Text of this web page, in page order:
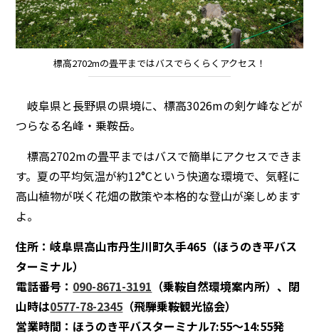
標高2702mの畳平まではバスでらくらくアクセス！
岐阜県と長野県の県境に、標高3026mの剣ケ峰などが
つらなる名峰・乗鞍岳。
標高2702mの畳平まではバスで簡単にアクセスできま
す。夏の平均気温が約12°Cという快適な環境で、気軽に
高山植物が咲く花畑の散策や本格的な登山が楽しめます
よ。
住所：岐阜県高山市丹生川町久手465（ほうのき平バス
ターミナル）
電話番号： 090-8671-3191 （乗鞍自然環境案内所）、閉
山時は0577-78-2345 （飛騨乗鞍観光協会）
営業時間：ほうのき平バスターミナル7:55〜14:55発